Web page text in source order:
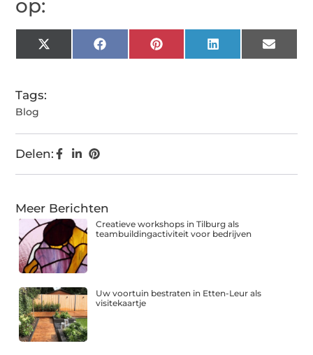
op:
X
(Twitter)
FacebookPinterestLinkedIn Email
Tags:
Blog
Delen:
Meer Berichten
Creatieve workshops in Tilburg als
teambuildingactiviteit voor bedrijven
Uw voortuin bestraten in Etten-Leur als
visitekaartje